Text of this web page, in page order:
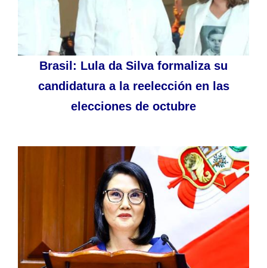
Brasil: Lula da Silva formaliza su
candidatura a la reelección en las
elecciones de octubre